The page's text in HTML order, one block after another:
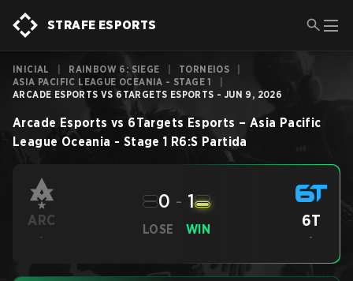
STRAFE ESPORTS
INICIAL RAINBOW 6: SIEGE TORNEIOS
ASIA PACIFIC LEAGUE OCEANIA - STAGE 1
ARCADE ESPORTS VS 6TARGETS ESPORTS - JUN 9, 2026
Arcade Esports vs 6Targets Esports – Asia Pacific
League Oceania - Stage 1 R6:S Partida
ARC
-
LOSE
0 - 1
WIN 6T
-